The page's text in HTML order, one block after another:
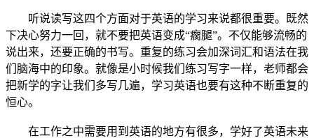
听说读写这四个方面对于英语的学习来说都很重要。既然
下决心努力一回，就不要把英语变成“瘸腿”。不仅能够流畅的
说出来，还要正确的书写。重复的练习会加深词汇和语法在我
们脑海中的印象。就像是小时候我们练习写字一样，老师都会
把新学的字让我们多写几遍，学习英语也要有这种不断重复的
恒心。
在工作之中需要用到英语的地方有很多，学好了英语未来